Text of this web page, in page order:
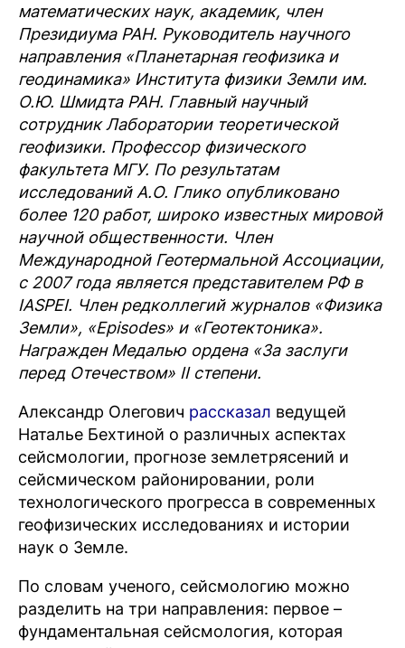
математических наук, академик, член
Президиума РАН. Руководитель научного
направления «Планетарная геофизика и
геодинамика» Института физики Земли им.
О.Ю. Шмидта РАН. Главный научный
сотрудник Лаборатории теоретической
геофизики. Профессор физического
факультета МГУ. По результатам
исследований А.О. Глико опубликовано
более 120 работ, широко известных мировой
научной общественности. Член
Международной Геотермальной Ассоциации,
с 2007 года является представителем РФ в
IASPEI. Член редколлегий журналов «Физика
Земли», «Episodes» и «Геотектоника».
Награжден Медалью ордена «За заслуги
перед Отечеством» II степени.
Александр Олегович рассказал ведущей
Наталье Бехтиной о различных аспектах
сейсмологии, прогнозе землетрясений и
сейсмическом районировании, роли
технологического прогресса в современных
геофизических исследованиях и истории
наук о Земле.
По словам ученого, сейсмологию можно
разделить на три направления: первое –
фундаментальная сейсмология, которая